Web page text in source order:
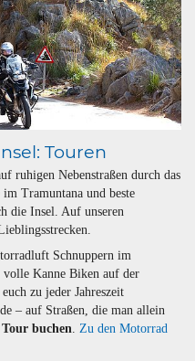
Touren
ruhigen Nebenstraßen durch das
Tramuntana und beste
die Insel. Auf unseren
Schnuppern im
volle Kanne Biken auf der
zu jeder Jahreszeit
– auf Straßen, die man allein
buchen. Zu den Motorrad